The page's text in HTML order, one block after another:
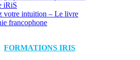
iRiS
votre intuition – Le livre
francophone
FORMATIONS IRIS